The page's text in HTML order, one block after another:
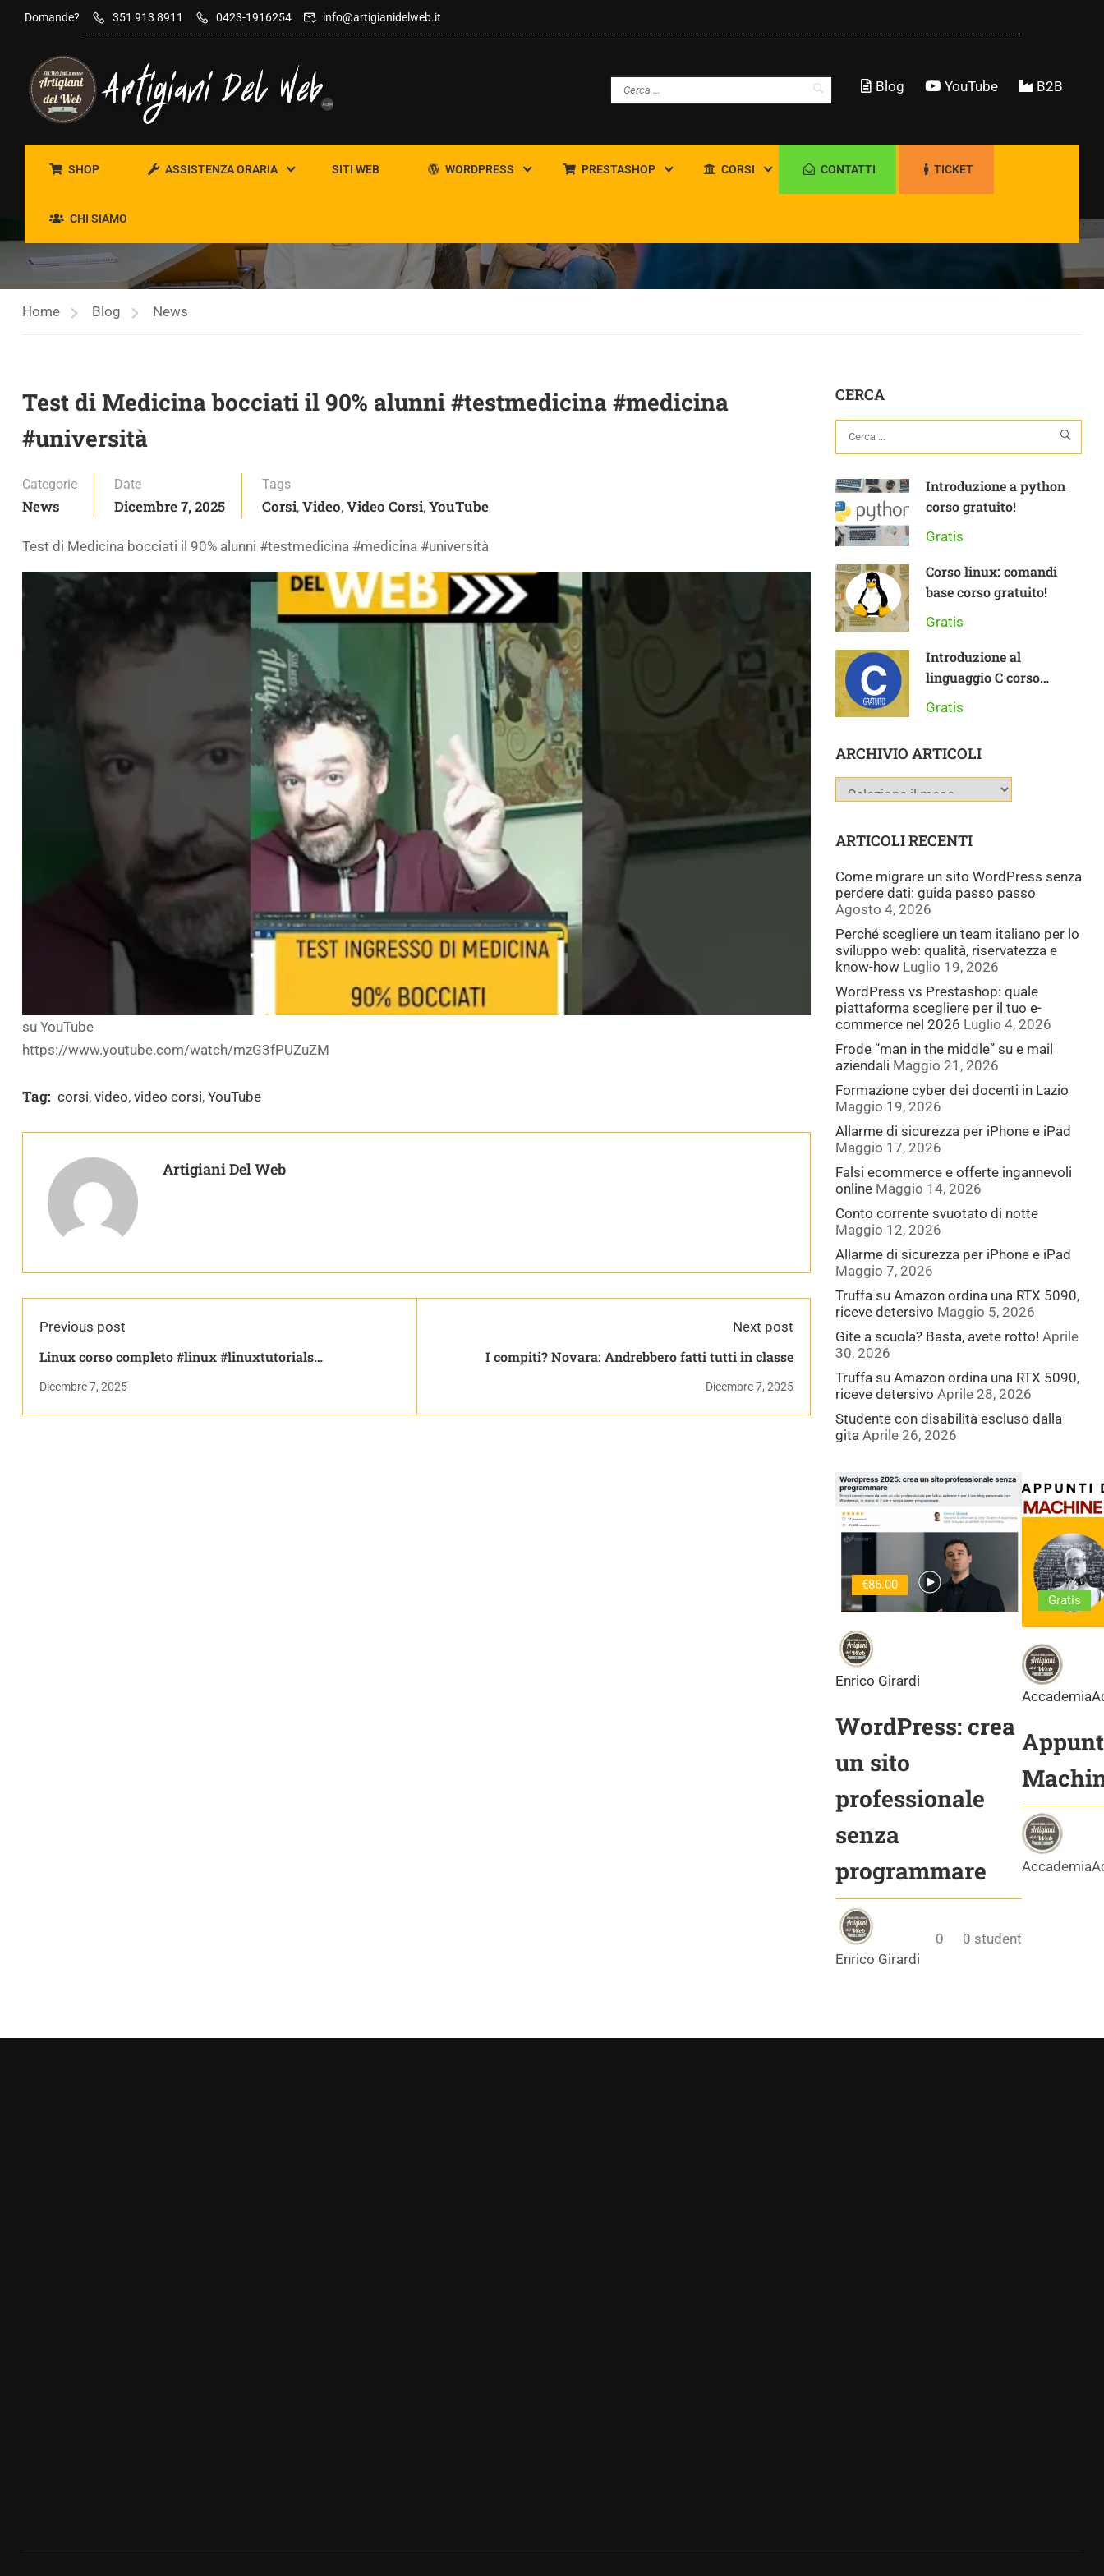
contenuto
Domande? 351 913 8911 0423-1916254 info@artigianidelweb.it
B2B
YouTube
Blog
SHOP ASSISTENZA ORARIA SITI WEB WORDPRESS PRESTASHOP CORSI CONTATTI TICKET
CHI SIAMO
NEWS
Home Blog News
Test di Medicina bocciati il 90% alunni #testmedicina #medicina
#università
Categorie
News
Date
Dicembre 7, 2025
Tags
Corsi, Video, Video Corsi, YouTube
Test di Medicina bocciati il 90% alunni #testmedicina #medicina #università
su YouTube
https://www.youtube.com/watch/mzG3fPUZuZM
Tag: corsi, video, video corsi, YouTube
Artigiani Del Web
Previous post
Linux corso completo #linux #linuxtutorials
Dicembre 7, 2025
Next post
I compiti? Novara: Andrebbero fatti tutti in classe
Dicembre 7, 2025
CERCA
Introduzione a python
corso gratuito!
Gratis
Corso linux: comandi
base corso gratuito!
Gratis
Introduzione al
linguaggio C corso
gratuito
Gratis
ARCHIVIO ARTICOLI
ARTICOLI RECENTI
Come migrare un sito WordPress senza
perdere dati: guida passo passo
Agosto 4, 2026
Perché scegliere un team italiano per lo
sviluppo web: qualità, riservatezza e
know-how Luglio 19, 2026
WordPress vs Prestashop: quale
piattaforma scegliere per il tuo e-
commerce nel 2026 Luglio 4, 2026
Frode “man in the middle” su e mail
aziendali Maggio 21, 2026
Formazione cyber dei docenti in Lazio
Maggio 19, 2026
Allarme di sicurezza per iPhone e iPad
Maggio 17, 2026
Falsi ecommerce e offerte ingannevoli
online Maggio 14, 2026
Conto corrente svuotato di notte
Maggio 12, 2026
Allarme di sicurezza per iPhone e iPad
Maggio 7, 2026
Truffa su Amazon ordina una RTX 5090,
riceve detersivo Maggio 5, 2026
Gite a scuola? Basta, avete rotto! Aprile
30, 2026
Truffa su Amazon ordina una RTX 5090,
riceve detersivo Aprile 28, 2026
Studente con disabilità escluso dalla
gita Aprile 26, 2026
€86.00
Enrico Girardi
WordPress: crea
un sito
professionale
senza
programmare
Enrico Girardi
0 0 student
Gratis